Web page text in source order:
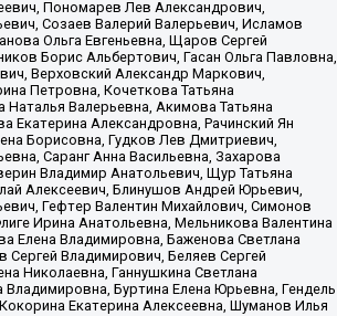
Пономарев Лев Александрович,
Созаев Валерий Валерьевич, Исламов
Ольга Евгеньевна, Щаров Сергей
Борис Альбертович, Гасан Ольга Павловна,
Верховский Александр Маркович,
Петровна, Кочеткова Татьяна
Наталья Валерьевна, Акимова Татьяна
Екатерина Александровна, Рачинский Ян
Борисовна, Гудков Лев Дмитриевич,
Саранг Анна Васильевна, Захарова
Владимир Анатольевич, Щур Татьяна
Алексеевич, Блинушов Андрей Юрьевич,
Гефтер Валентин Михайлович, Симонов
Ирина Анатольевна, Мельникова Валентина
Елена Владимировна, Баженова Светлана
Сергей Владимирович, Беляев Сергей
Николаевна, Ганнушкина Светлана
Владимировна, Буртина Елена Юрьевна, Гендель
Екатерина Алексеевна, Шуманов Илья